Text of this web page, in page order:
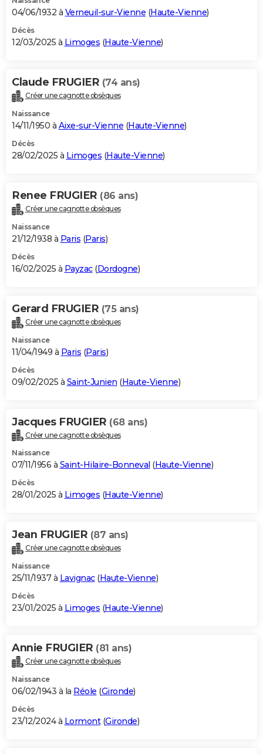
04/06/1932 à Verneuil-sur-Vienne (Haute-Vienne)
Décès
12/03/2025 à Limoges (Haute-Vienne)
Claude FRUGIER (74 ans)
Créer une cagnotte obsèques
Naissance
14/11/1950 à Aixe-sur-Vienne (Haute-Vienne)
Décès
28/02/2025 à Limoges (Haute-Vienne)
Renee FRUGIER (86 ans)
Créer une cagnotte obsèques
Naissance
21/12/1938 à Paris (Paris)
Décès
16/02/2025 à Payzac(Dordogne)
Gerard FRUGIER (75 ans)
Créer une cagnotte obsèques
Naissance
11/04/1949 à Paris (Paris)
Décès
09/02/2025 à Saint-Junien (Haute-Vienne)
Jacques FRUGIER (68 ans)
Créer une cagnotte obsèques
Naissance
07/11/1956 à Saint-Hilaire-Bonneval (Haute-Vienne)
Décès
28/01/2025 à Limoges (Haute-Vienne)
Jean FRUGIER (87 ans)
Créer une cagnotte obsèques
Naissance
25/11/1937 à Lavignac(Haute-Vienne)
Décès
23/01/2025 à Limoges (Haute-Vienne)
Annie FRUGIER (81 ans)
Créer une cagnotte obsèques
Naissance
06/02/1943 à la Réole (Gironde)
Décès
23/12/2024 à Lormont(Gironde)